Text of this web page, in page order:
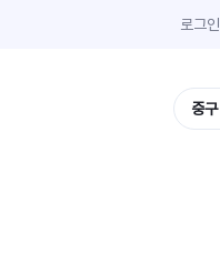
로그인
중구